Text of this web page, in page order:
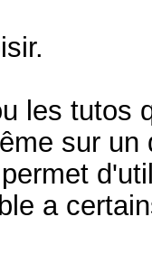
les tutos
sur
a